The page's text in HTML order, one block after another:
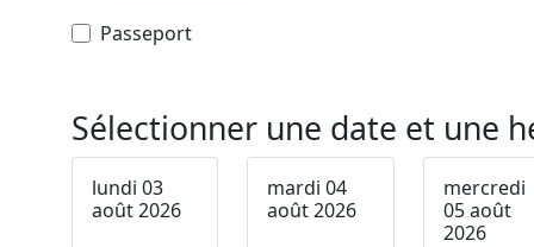
Passeport
Sélectionner une date et une
lundi 03
août 2026
mardi 04
août 2026
mercredi
05 août
2026